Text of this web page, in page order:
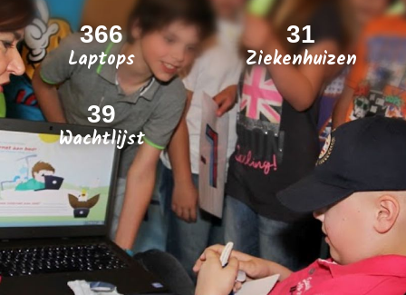
366
Laptops
31
Ziekenhuizen
39
Wachtlijst